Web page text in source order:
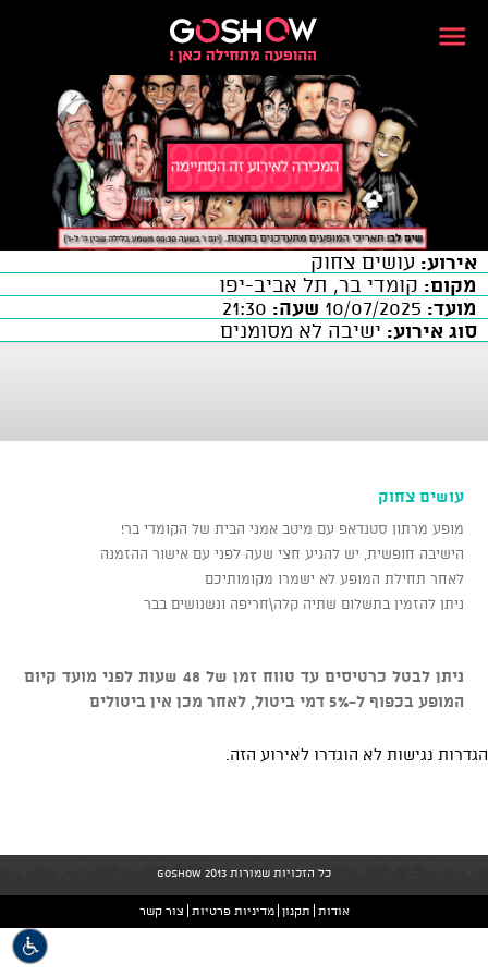
אירוע: עושים צחוק
מקום: קומדי בר, תל אביב-יפו
מועד:
שעה:
סוג אירוע: ישיבה לא מסומנים
עושים צחוק
מופע מרתון סטנדאפ עם מיטב אמני הבית של הקומדי בר!
הישיבה חופשית, יש להגיע חצי שעה לפני עם אישור ההזמנה
לאחר תחילת המופע לא ישמרו מקומותיכם
ניתן להזמין בתשלום שתיה קלה\חריפה ונשנושים בבר
ניתן לבטל כרטיסים עד טווח זמן של 48 שעות לפני מועד קיום
המופע בכפוף ל-5% דמי ביטול, לאחר מכן אין ביטולים
הגדרות נגישות לא הוגדרו לאירוע הזה.
כל הזכויות שמורות GoShow 2013
אודות תקנון מדיניות פרטיות צור קשר